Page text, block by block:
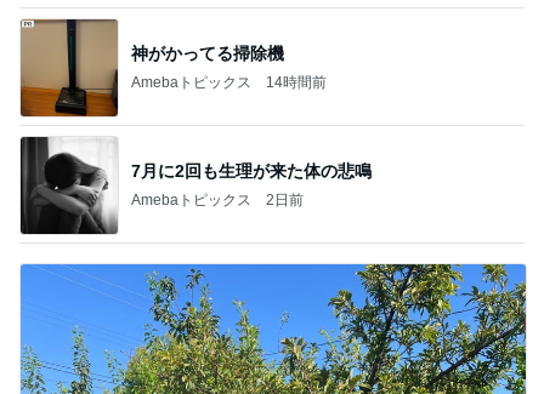
神がかってる掃除機
Amebaトピックス 14時間前
7月に2回も生理が来た体の悲鳴
Amebaトピックス 2日前